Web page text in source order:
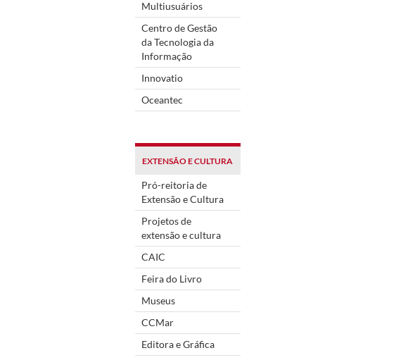
Multiusuários
Centro de Gestão
da Tecnologia da
Informação
Innovatio
Oceantec
EXTENSÃO E CULTURA
Pró-reitoria de
Extensão e Cultura
Projetos de
extensão e cultura
CAIC
Feira do Livro
Museus
CCMar
Editora e Gráfica